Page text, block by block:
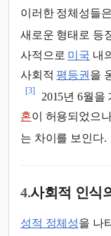
이러한 정체성들
새로운 형태로 등
사적으로 미국 내
사회적 평등권 을
[3]
2015년 6월을
혼이 허용되었으
는 차이를 보인다.
4.사회적 인식
성적 정체성을 나